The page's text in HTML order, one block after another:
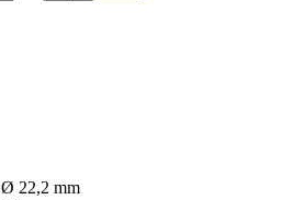
22,2 mm